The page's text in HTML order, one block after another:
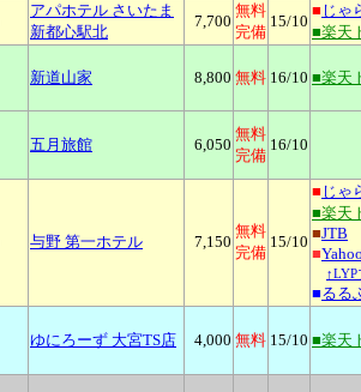
アパホテル さいたま
新都心駅北
7,700
無料
完備
15/10
■ じゃ
■楽天
新道山家 8,800 無料 16/10 ■楽天
五月旅館 6,050
無料
完備
16/10
与野 第一ホテル 7,150
無料
完備
15/10
■ じゃ
■楽天
■JTB
■
■るる
ゆにろーず 大宮TS店 4,000 無料 15/10 ■楽天